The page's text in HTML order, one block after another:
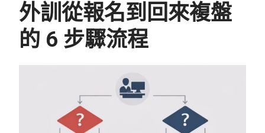
外訓從報名到回來複盤
的 6 步驟流程